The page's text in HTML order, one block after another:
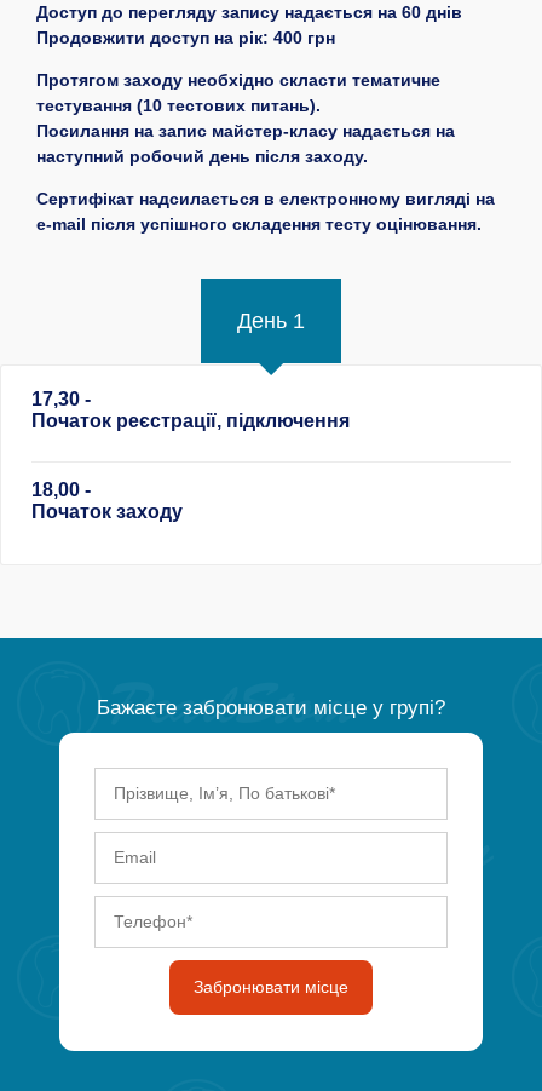
Доступ до перегляду запису надається на 60 днів
Продовжити доступ на рік: 400 грн
Протягом заходу необхідно скласти тематичне
тестування (10 тестових питань).
Посилання на запис майстер-класу надається на
наступний робочий день після заходу.
Сертифікат надсилається в електронному вигляді на
e-mail після успішного складення тесту оцінювання.
День 1
17,30 -
Початок реєстрації, підключення
18,00 -
Початок заходу
Бажаєте забронювати місце у групі?
Забронювати місце